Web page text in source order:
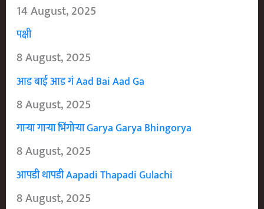
14 August, 2025
पक्षी
8 August, 2025
आड बाई आड गं Aad Bai Aad Ga
8 August, 2025
गाऱ्या गाऱ्या भिंगोऱ्या Garya Garya Bhingorya
8 August, 2025
आपडी थापडी Aapadi Thapadi Gulachi
8 August, 2025